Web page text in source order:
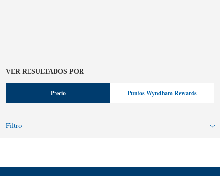
VER RESULTADOS POR
Precio Puntos Wyndham Rewards
Filtro